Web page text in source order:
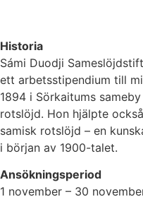
Historia
Sámi Duodji
ett arbetsstipendium till
1894 i Sörkaitums
rotslöjd. Hon hjälpte
samisk rotslöjd – en
i början av 1900-talet.
Ansökningsperiod
1 november – 30